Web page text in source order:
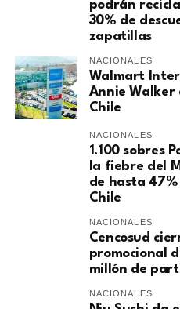
podrán
30% de
zapatillas
NACIONALES
Walmart
Annie Walker
Chile
NACIONALES
1.100 sobres
la fiebre del
de hasta 47%
Chile
NACIONALES
Cencosud
promocional
millón de
NACIONALES